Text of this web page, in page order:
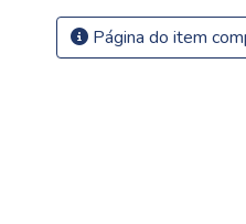
Página do item